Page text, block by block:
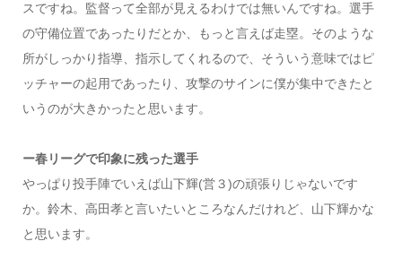
スですね。監督って全部が見えるわけでは無いんですね。選手
の守備位置であったりだとか、もっと言えば走塁。そのような
所がしっかり指導、指示してくれるので、そういう意味ではピ
ッチャーの起用であったり、攻撃のサインに僕が集中できたと
いうのが大きかったと思います。
ー春リーグで印象に残った選手
やっぱり投手陣でいえば山下輝(営３)の頑張りじゃないです
か。鈴木、高田孝と言いたいところなんだけれど、山下輝かな
と思います。